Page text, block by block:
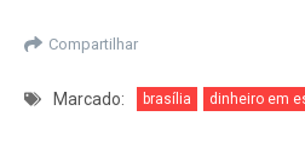
Compartilhar
Marcado: brasília dinheiro em